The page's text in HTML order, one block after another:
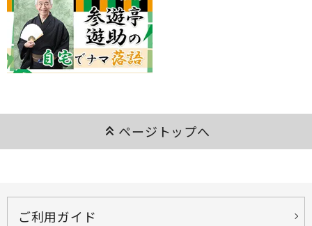
keyboard_double_arrow_up ページトップへ
ご利用ガイド